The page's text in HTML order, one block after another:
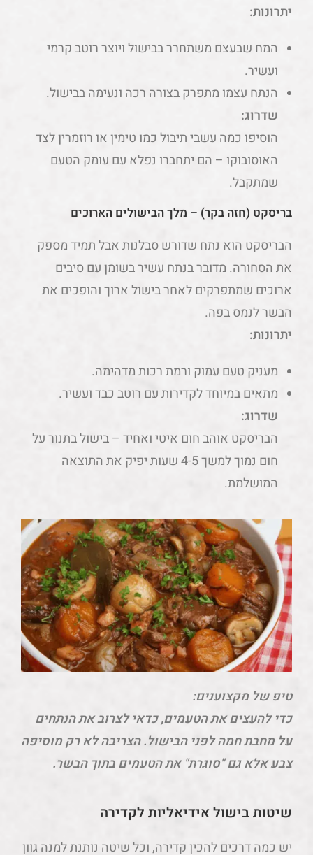
יתרונות:
המח שבעצם משתחרר בבישול ויוצר רוטב קרמי
ועשיר.
הנתח עצמו מתפרק בצורה רכה ונעימה בבישול.
שדרוג:
הוסיפו כמה עשבי תיבול כמו טימין או רוזמרין לצד
האוסובוקו – הם יתחברו נפלא עם עומק הטעם
שמתקבל.
בריסקט (חזה בקר) – מלך הבישולים הארוכים
הבריסקט הוא נתח שדורש סבלנות אבל תמיד מספק
את הסחורה. מדובר בנתח עשיר בשומן עם סיבים
ארוכים שמתפרקים לאחר בישול ארוך והופכים את
הבשר לנמס בפה.
יתרונות:
מעניק טעם עמוק ורמת רכות מדהימה.
מתאים במיוחד לקדירות עם רוטב כבד ועשיר.
שדרוג:
הבריסקט אוהב חום איטי ואחיד – בישול בתנור על
חום נמוך למשך 4-5 שעות יפיק את התוצאה
המושלמת.
טיפ של מקצוענים:
כדי להעצים את הטעמים, כדאי לצרוב את הנתחים
על מחבת חמה לפני הבישול. הצריבה לא רק מוסיפה
צבע אלא גם "סוגרת" את הטעמים בתוך הבשר.
שיטות בישול אידיאליות לקדירה
יש כמה דרכים להכין קדירה, וכל שיטה נותנת למנה גוון